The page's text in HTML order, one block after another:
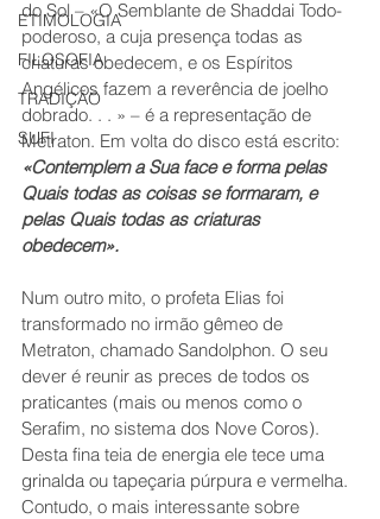
ETIMOLOGIA
FILOSOFIA
TRADIÇÃO
SUFI
do Sol – «O Semblante de Shaddai Todo-
poderoso, a cuja presença todas as
criaturas obedecem, e os Espíritos
Angélicos fazem a reverência de joelho
dobrado. . . » – é a representação de
Metraton. Em volta do disco está escrito:
«Contemplem a Sua face e forma pelas
Quais todas as coisas se formaram, e
pelas Quais todas as criaturas
obedecem».
Num outro mito, o profeta Elias foi
transformado no irmão gêmeo de
Metraton, chamado Sandolphon. O seu
dever é reunir as preces de todos os
praticantes (mais ou menos como o
Serafim, no sistema dos Nove Coros).
Desta fina teia de energia ele tece uma
grinalda ou tapeçaria púrpura e vermelha.
Contudo, o mais interessante sobre